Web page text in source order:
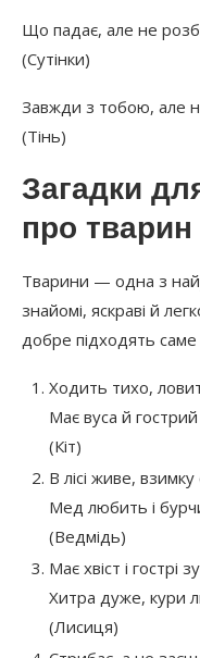
Що падає, але не
(Сутінки)
Завжди з тобою, але
(Тінь)
Загадки
про тварин
Тварини — одна з
знайомі, яскраві й
добре підходять саме
Ходить тихо,
Має вуса й гострий
(Кіт)
В лісі живе, взимку
Мед любить і
(Ведмідь)
Має хвіст і гострі
Хитра дуже, кури
(Лисиця)